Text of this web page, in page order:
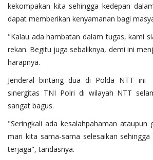
kekompakan kita sehingga kedepan
dapat memberikan kenyamanan bagi
"Kalau ada hambatan dalam tugas, kami
rekan. Begitu juga sebaliknya, demi ini
harapnya.
Jenderal bintang dua di Polda NTT ini
sinergitas TNI Polri di wilayah NTT
sangat bagus.
"Seringkali ada kesalahpahaman ataupun
mari kita sama-sama selesaikan
terjaga", tandasnya.